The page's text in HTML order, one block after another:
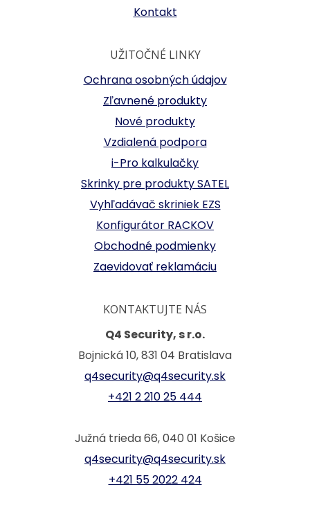
Kontakt
UŽITOČNÉ LINKY
Ochrana osobných údajov
Zľavnené produkty
Nové produkty
Vzdialená podpora
i-Pro kalkulačky
Skrinky pre produkty SATEL
Vyhľadávač skriniek EZS
Konfigurátor RACKOV
Obchodné podmienky
Zaevidovať reklamáciu
KONTAKTUJTE NÁS
Q4 Security, s r.o.
Bojnická 10, 831 04 Bratislava
q4security@q4security.sk
+421 2 210 25 444
Južná trieda 66, 040 01 Košice
q4security@q4security.sk
+421 55 2022 424